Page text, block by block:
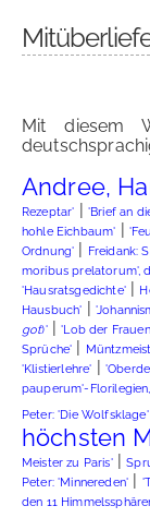
Mit diesem
Andree,
Rezeptar' | 'Brief an
hohle Eichbaum' |
Ordnung' | Freidank:
moribus prelatorum',
'Hausratsgedichte'|
Hausbuch' |
got)'|'Lob der
Sprüche' |
'Klistierlehre' |
pauperum'-
Peter: 'Die Wolfsklage'
höchsten
Meister zu Paris'|
Peter: 'Minnereden' |
den 11